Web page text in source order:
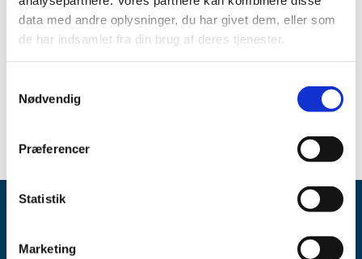
data med andre oplysninger, du har givet dem, eller som
de har indsamlet fra din brug af deres tjenester.
Nødvendig
Præferencer
Statistik
Marketing
Læs Lægemiddelstyrelsens afgørelse (pdf)
Emner
Afgørelser om generelt tilskud